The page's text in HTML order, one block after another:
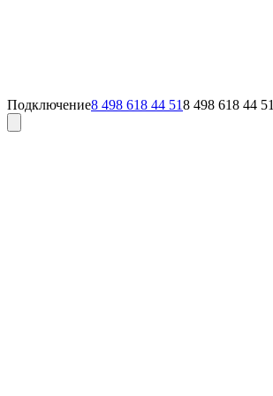
Подключение8 498 618 44 518 498 618 44 51